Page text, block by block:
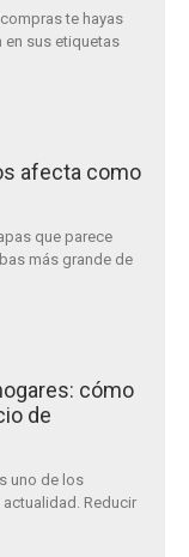
te hayas
sus etiquetas
afecta como
que parece
más grande de
cómo
de
uno de los
Reducir